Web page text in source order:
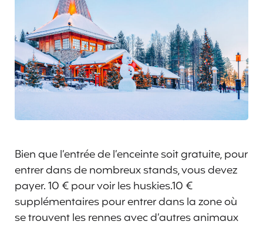
Bien que l’entrée de l’enceinte soit gratuite, pour
entrer dans de nombreux stands, vous devez
payer. 10 € pour voir les huskies.10 €
supplémentaires pour entrer dans la zone où
se trouvent les rennes avec d’autres animaux